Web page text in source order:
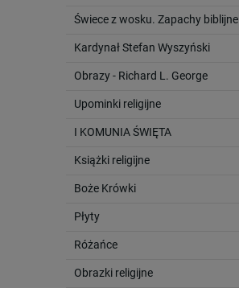
Świece z wosku. Zapachy biblijne
Kardynał Stefan Wyszyński
Obrazy - Richard L. George
Upominki religijne
I KOMUNIA ŚWIĘTA
Książki religijne
Boże Krówki
Płyty
Różańce
Obrazki religijne